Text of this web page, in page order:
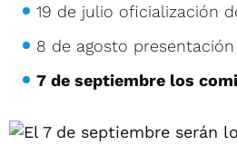
19 de julio oficialización
8 de agosto
7 de septiembre los